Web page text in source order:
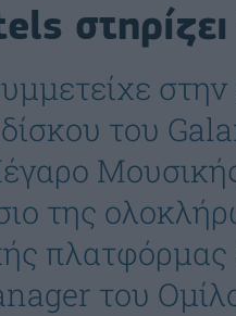
του
της
του